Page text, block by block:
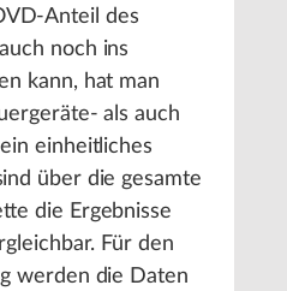
Anteil des
noch ins
kann, hat man
als auch
einheitliches
über die gesamte
die Ergebnisse
Für den
werden die Daten